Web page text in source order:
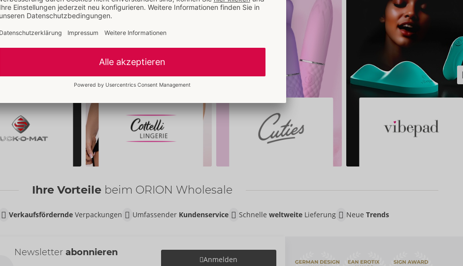
Ihre Vorteile beim ORION Wholesale
VerkaufsförderndeVerpackungen Umfassender Kundenservice Schnelle weltweiteLieferung Neue Trends
Newsletter abonnieren
Anmelden